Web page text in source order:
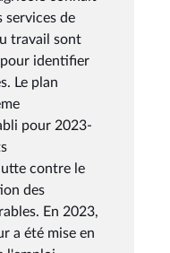
services de
travail sont
identifier
Le plan
pour 2023-
contre le
des
En 2023,
a été mise en